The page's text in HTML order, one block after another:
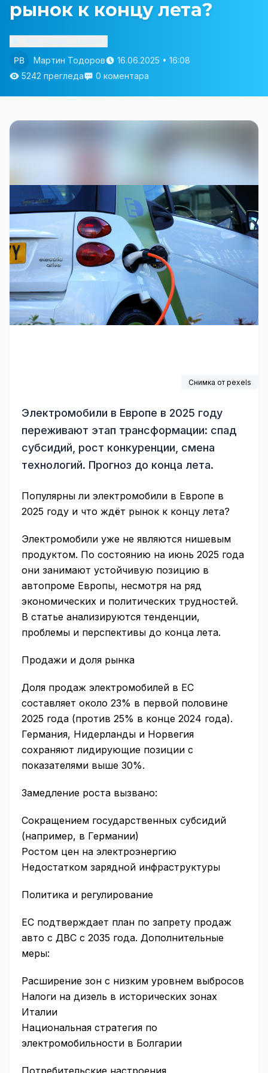
рынок к концу лета?
Мартин Тодоров
16.06.2025 • 16:08
5242 прегледа
0 коментара
Снимка от pexels
Электромобили в Европе в 2025 году
переживают этап трансформации: спад
субсидий, рост конкуренции, смена
технологий. Прогноз до конца лета.
Популярны ли электромобили в Европе в
2025 году и что ждёт рынок к концу лета?
Электромобили уже не являются нишевым
продуктом. По состоянию на июнь 2025 года
они занимают устойчивую позицию в
автопроме Европы, несмотря на ряд
экономических и политических трудностей.
В статье анализируются тенденции,
проблемы и перспективы до конца лета.
Продажи и доля рынка
Доля продаж электромобилей в ЕС
составляет около 23% в первой половине
2025 года (против 25% в конце 2024 года).
Германия, Нидерланды и Норвегия
сохраняют лидирующие позиции с
показателями выше 30%.
Замедление роста вызвано:
Сокращением государственных субсидий
(например, в Германии)
Ростом цен на электроэнергию
Недостатком зарядной инфраструктуры
Политика и регулирование
ЕС подтверждает план по запрету продаж
авто с ДВС с 2035 года. Дополнительные
меры:
Расширение зон с низким уровнем выбросов
Налоги на дизель в исторических зонах
Италии
Национальная стратегия по
электромобильности в Болгарии
Потребительские настроения